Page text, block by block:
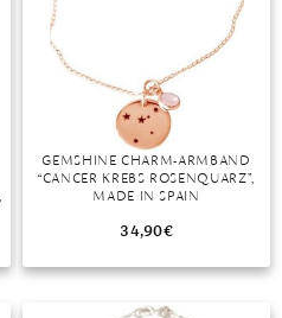
GEMSHINE CHARM-ARMBAND
“CANCER KREBS ROSENQUARZ”,
MADE IN SPAIN
34,90€